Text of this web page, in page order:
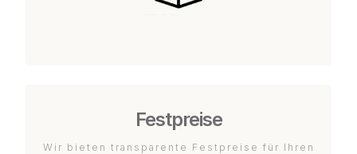
Festpreise
Wir bieten transparente Festpreise für Ihren